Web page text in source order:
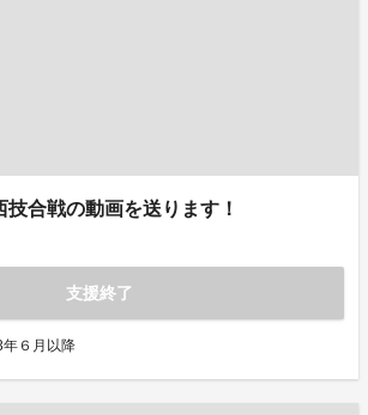
合戦の動画を送ります！
支援終了
６月以降